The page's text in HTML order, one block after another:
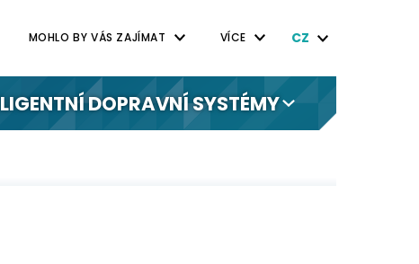
MOHLO BY VÁS ZAJÍMAT VÍCE CZ
DOPRAVNÍ SYSTÉMY